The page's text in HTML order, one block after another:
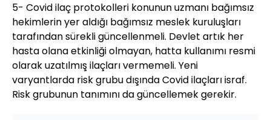
5- Covid ilaç protokolleri konunun uzmanı bağımsız
hekimlerin yer aldığı bağımsız meslek kuruluşları
tarafından sürekli güncellenmeli. Devlet artık her
hasta olana etkinliği olmayan, hatta kullanımı resmi
olarak uzatılmış ilaçları vermemeli. Yeni
varyantlarda risk grubu dışında Covid ilaçları israf.
Risk grubunun tanımını da güncellemek gerekir.